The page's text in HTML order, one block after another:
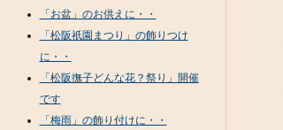
「お盆」のお供えに・・
「松阪祇園まつり」の飾りつけ
に・・
「松阪撫子どんな花？祭り」開催
です
「梅雨」の飾り付けに・・